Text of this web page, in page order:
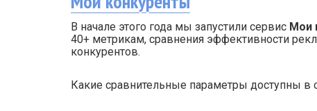
В начале этого года мы запустили сервис Мои
40+ метрикам, сравнения эффективности
конкурентов.
Какие сравнительные параметры доступны в